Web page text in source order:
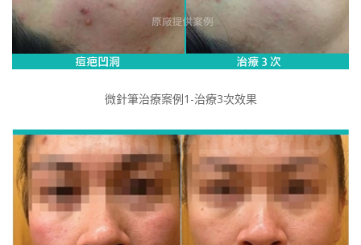
微針筆治療案例1-治療3次效果